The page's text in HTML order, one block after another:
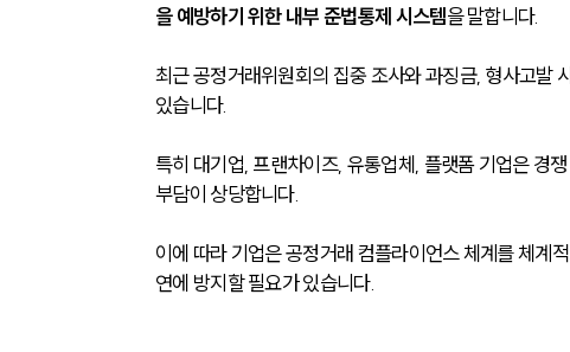
을 예방하기 위한 내부 준법통제 시스템을 말합니다.
최근 공정거래위원회의 집중 조사와 과징금, 형사고발
있습니다.
특히 대기업, 프랜차이즈, 유통업체, 플랫폼 기업은 경
부담이 상당합니다.
이에 따라 기업은 공정거래 컴플라이언스 체계를 체계
연에 방지할 필요가 있습니다.